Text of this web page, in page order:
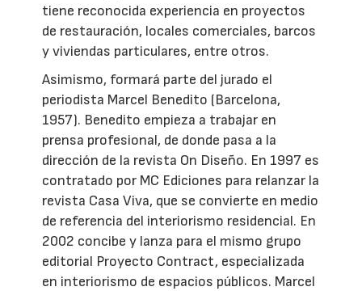
tiene reconocida experiencia en proyectos
de restauración, locales comerciales, barcos
y viviendas particulares, entre otros.
Asimismo, formará parte del jurado el
periodista Marcel Benedito (Barcelona,
1957). Benedito empieza a trabajar en
prensa profesional, de donde pasa a la
dirección de la revista On Diseño. En 1997 es
contratado por MC Ediciones para relanzar la
revista Casa Viva, que se convierte en medio
de referencia del interiorismo residencial. En
2002 concibe y lanza para el mismo grupo
editorial Proyecto Contract, especializada
en interiorismo de espacios públicos. Marcel